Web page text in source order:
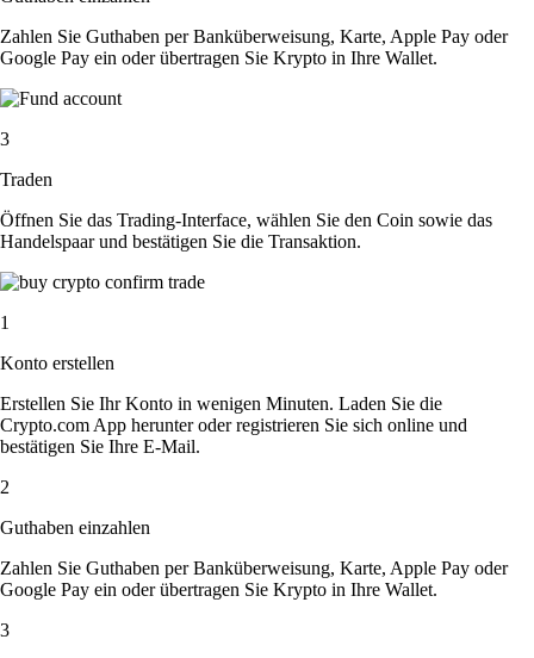
Zahlen Sie Guthaben per Banküberweisung, Karte, Apple Pay oder
Google Pay ein oder übertragen Sie Krypto in Ihre Wallet.
3
Traden
Öffnen Sie das Trading-Interface, wählen Sie den Coin sowie das
Handelspaar und bestätigen Sie die Transaktion.
1
Konto erstellen
Erstellen Sie Ihr Konto in wenigen Minuten. Laden Sie die
Crypto.com App herunter oder registrieren Sie sich online und
bestätigen Sie Ihre E-Mail.
2
Guthaben einzahlen
Zahlen Sie Guthaben per Banküberweisung, Karte, Apple Pay oder
Google Pay ein oder übertragen Sie Krypto in Ihre Wallet.
3